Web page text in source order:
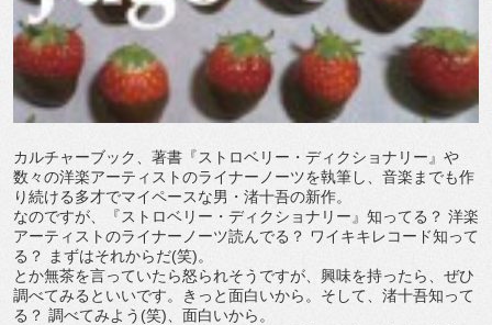
カルチャーブック、著書『ストロベリー・ディクショナリー』や
数々の洋楽アーティストのライナーノーツを執筆し、音楽までも作
り続ける多才でマイペースな男・渚十吾の新作。
なのですが、『ストロベリー・ディクショナリー』知ってる？ 洋楽
アーティストのライナーノーツ読んでる？ ワイキキレコード知って
る？ まずはそれからだ(笑)。
とか無茶を言っていたら怒られそうですが、興味を持ったら、ぜひ
調べてみるといいです。きっと面白いから。そして、渚十吾知って
る？ 調べてみよう(笑)、面白いから。